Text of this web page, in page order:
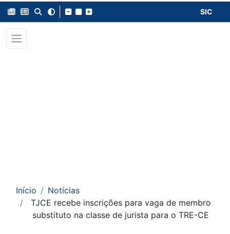
SIC
Início
Notícias
TJCE recebe inscrições para vaga de membro
substituto na classe de jurista para o TRE-CE